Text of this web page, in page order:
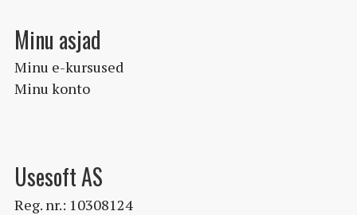
Minu asjad
Minu e-kursused
Minu konto
Usesoft AS
Reg. nr.: 10308124